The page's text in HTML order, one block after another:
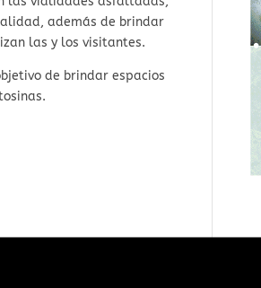
además de brindar
las y los visitantes.
de brindar espacios